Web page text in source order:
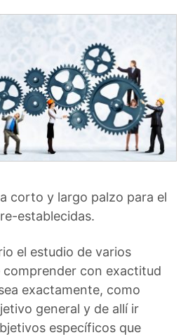
a corto y largo palzo para el
establecidas.
el estudio de varios
comprender con exactitud
exactamente, como
general y de allí ir
específicos que